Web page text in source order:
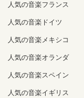
人気の音楽フランス
人気の音楽ドイツ
人気の音楽メキシコ
人気の音楽オランダ
人気の音楽スペイン
人気の音楽イギリス